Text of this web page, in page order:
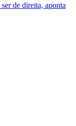
de direita, aponta